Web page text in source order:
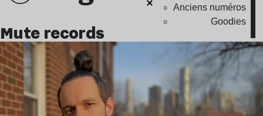
Anciens numéros
Goodies
mute records